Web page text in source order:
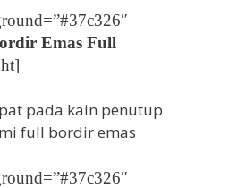
Emas Full
pada kain penutup
full bordir emas